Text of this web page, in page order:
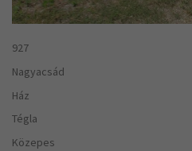
927
Nagyacsád
Ház
Tégla
Közepes